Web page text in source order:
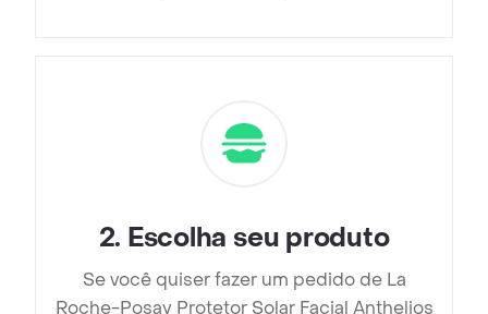
2. Escolha seu produto
Se você quiser fazer um pedido de La
Roche-Posay Protetor Solar Facial Anthelios